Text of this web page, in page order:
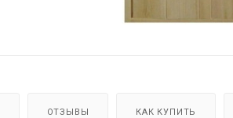
ОТЗЫВЫ КАК КУПИТЬ